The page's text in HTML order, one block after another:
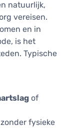
natuurlijk,
vereisen.
en in
is het
Typische
of
zonder fysieke